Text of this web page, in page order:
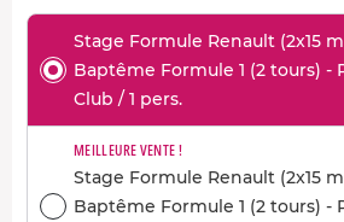
Stage Formule Renault (2x15
Baptême Formule 1 (2 tours) -
Club / 1 pers.
MEILLEURE VENTE !
Stage Formule Renault (2x15
Baptême Formule 1 (2 tours) -